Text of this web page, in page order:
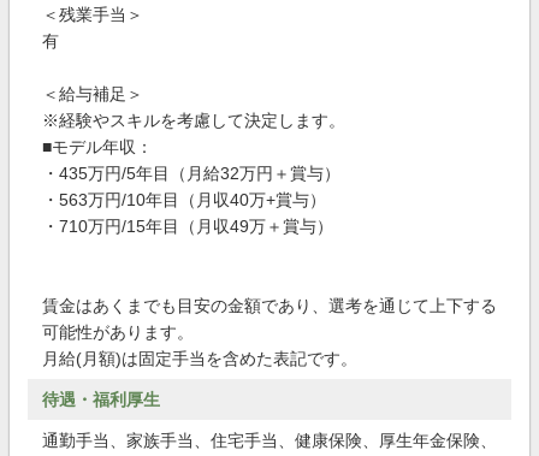
＜残業手当＞
有
＜給与補足＞
※経験やスキルを考慮して決定します。
■モデル年収：
・435万円/5年目（月給32万円＋賞与）
・563万円/10年目（月収40万+賞与）
・710万円/15年目（月収49万＋賞与）
賃金はあくまでも目安の金額であり、選考を通じて上下する
可能性があります。
月給(月額)は固定手当を含めた表記です。
待遇・福利厚生
通勤手当、家族手当、住宅手当、健康保険、厚生年金保険、